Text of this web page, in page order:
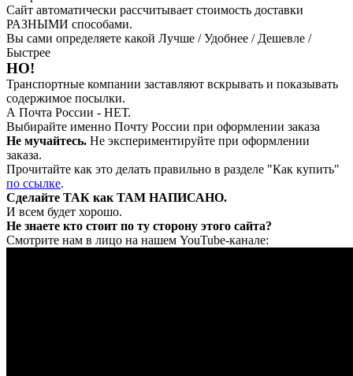
Сайт автоматически рассчитывает стоимость доставки
РАЗНЫМИ способами.
Вы сами определяете какой Лучше / Удобнее / Дешевле /
Быстрее
НО!
Транспортные компании заставляют вскрывать и показывать
содержимое посылки.
А Почта России - НЕТ.
Выбирайте именно Почту России при оформлении заказа
Не мучайтесь. Не экспериментируйте при оформлении
заказа.
Прочитайте как это делать правильно в разделе "Как купить"
по ссылке.
Сделайте ТАК как ТАМ НАПИСАНО.
И всем будет хорошо.
Не знаете кто стоит по ту сторону этого сайта?
Смотрите нам в лицо на нашем YouTube-канале: